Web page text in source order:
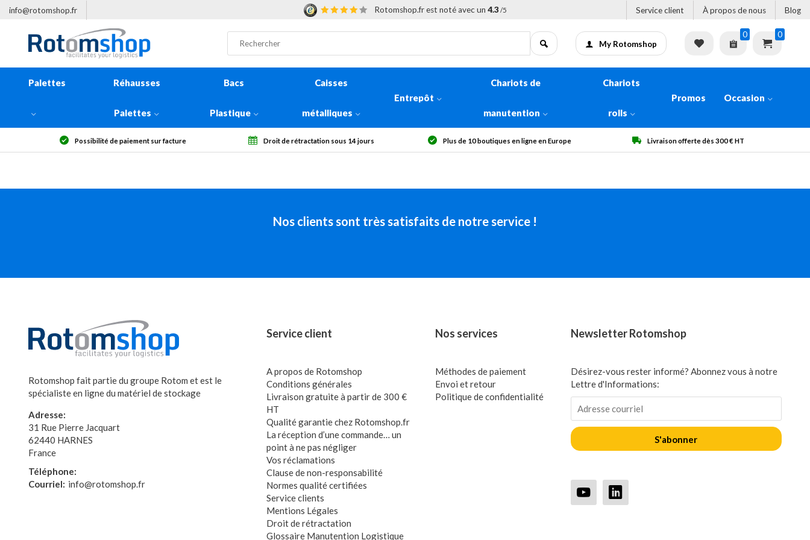
info@rotomshop.fr Rotomshop.fr est noté avec un 4.3 /5 Service client À propos de nous Blog
My Rotomshop
0 0
Palettes Réhausses
Palettes
Bacs
Plastique
Caisses
métalliques
Entrepôt
Chariots de
manutention
Chariots
rolls
Promos Occasion
Possibilité de paiement sur facture Droit de rétractation sous 14 jours Plus de 10 boutiques en ligne en Europe Livraison offerte dès 300 € HT
Nos clients sont très satisfaits de notre service !
Rotomshop fait partie du groupe Rotom et est le
spécialiste en ligne du matériel de stockage
Adresse:
31 Rue Pierre Jacquart
62440 HARNES
France
Téléphone:
Courriel: info@rotomshop.fr
Service client
A propos de Rotomshop
Conditions générales
Livraison gratuite à partir de 300 €
HT
Qualité garantie chez Rotomshop.fr
La réception d’une commande… un
point à ne pas négliger
Vos réclamations
Clause de non-responsabilité
Normes qualité certifiées
Service clients
Mentions Légales
Droit de rétractation
Glossaire Manutention Logistique
Nos services
Méthodes de paiement
Envoi et retour
Politique de confidentialité
Newsletter Rotomshop
Désirez-vous rester informé? Abonnez vous à notre
Lettre d'Informations:
S'abonner